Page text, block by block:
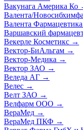
Вакунага Америка Ко
Валента/
Валента
Варшавский
Векерле Косметикс →
Вектор-БиАльгам →
Вектор-Медика →
Вектор ЗАО →
Веледа АГ →
Велес →
Велт ЗАО →
Велфарм ООО →
ВераМед →
ВераМед ПКФ →